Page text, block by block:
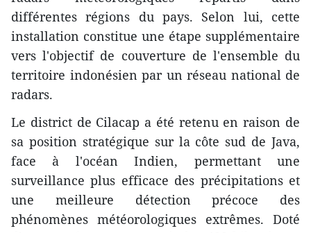
différentes régions du pays. Selon lui, cette
installation constitue une étape supplémentaire
vers l'objectif de couverture de l'ensemble du
territoire indonésien par un réseau national de
radars.
Le district de Cilacap a été retenu en raison de
sa position stratégique sur la côte sud de Java,
face à l'océan Indien, permettant une
surveillance plus efficace des précipitations et
une meilleure détection précoce des
phénomènes météorologiques extrêmes. Doté